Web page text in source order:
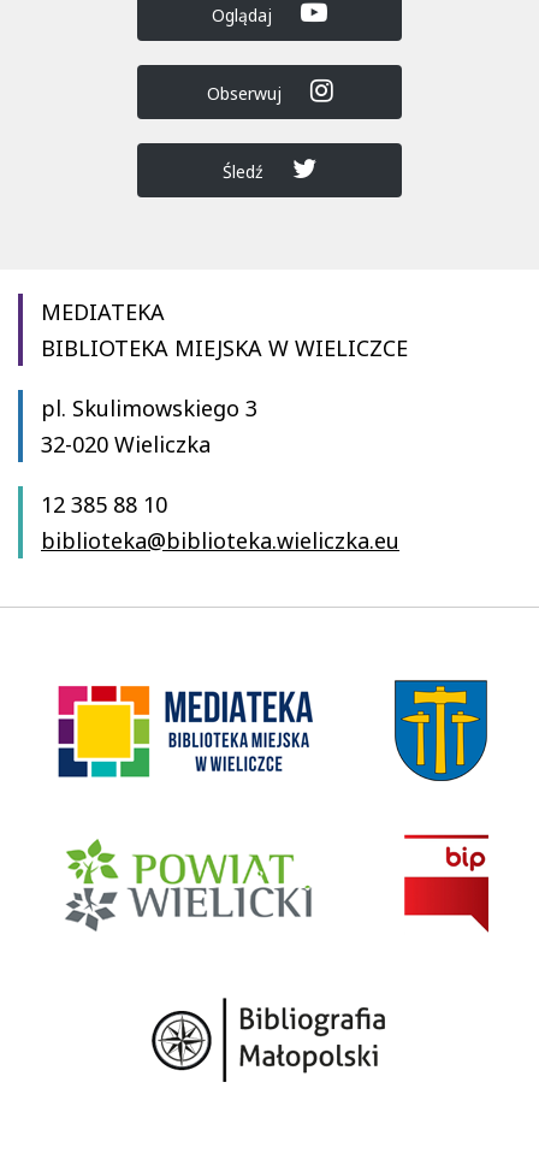
Oglądaj
Obserwuj
Śledź
MEDIATEKA
BIBLIOTEKA MIEJSKA W WIELICZCE
pl. Skulimowskiego 3
32-020 Wieliczka
12 385 88 10
biblioteka@biblioteka.wieliczka.eu